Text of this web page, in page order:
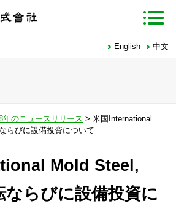
English 中文
年のニュースリリース > 米国International
らびに設備投資について
Mold Steel,
らびに設備投資に